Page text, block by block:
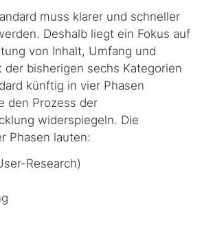
muss klarer und schneller
Deshalb liegt ein Fokus auf
von Inhalt, Umfang und
der bisherigen sechs Kategorien
künftig in vier Phasen
den Prozess der
widerspiegeln. Die
Phasen lauten:
Research)